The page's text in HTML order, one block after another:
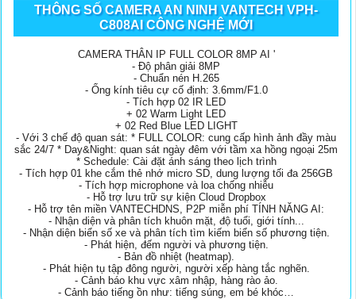
THÔNG SỐ CAMERA AN NINH VANTECH VPH-
C808AI CÔNG NGHỆ MỚI
CAMERA THÂN IP FULL COLOR 8MP AI '
- Độ phân giải 8MP
- Chuẩn nén H.265
- Ống kính tiêu cự cố định: 3.6mm/F1.0
- Tích hợp 02 IR LED
+ 02 Warm Light LED
+ 02 Red Blue LED LIGHT
- Với 3 chế độ quan sát: * FULL COLOR: cung cấp hình ảnh đầy màu
sắc 24/7 * Day&Night: quan sát ngày đêm với tầm xa hồng ngoại 25m
* Schedule: Cài đặt ánh sáng theo lịch trình
- Tích hợp 01 khe cắm thẻ nhớ micro SD, dung lượng tối đa 256GB
- Tích hợp microphone và loa chống nhiễu
- Hỗ trợ lưu trữ sự kiện Cloud Dropbox
- Hỗ trợ tên miền VANTECHDNS, P2P miễn phí TÍNH NĂNG AI:
- Nhận diện và phân tích khuôn mặt, độ tuổi, giới tính...
- Nhận diện biển số xe và phân tích tìm kiếm biển số phương tiện.
- Phát hiện, đếm người và phương tiện.
- Bản đồ nhiệt (heatmap).
- Phát hiện tụ tập đông người, người xếp hàng tắc nghẽn.
- Cảnh báo khu vực xâm nhập, hàng rào ảo.
- Cảnh báo tiếng ồn như: tiếng súng, em bé khóc…